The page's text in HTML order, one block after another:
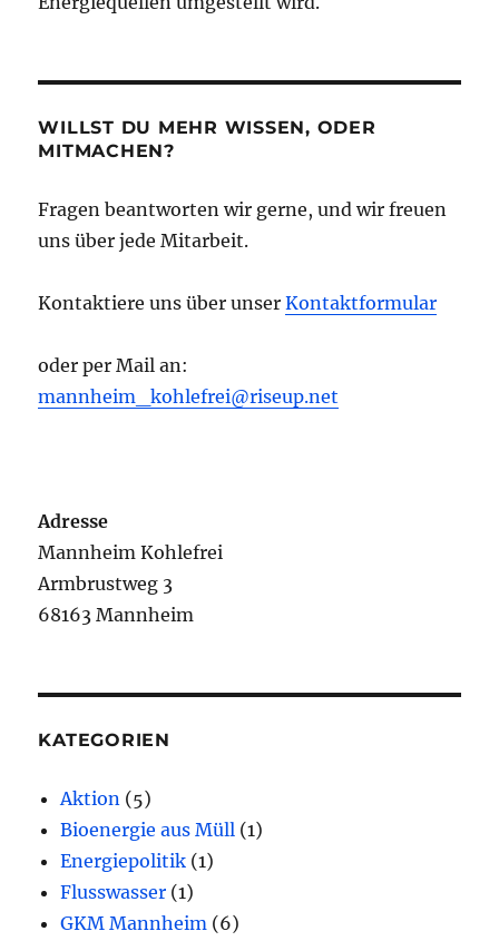
WILLST DU MEHR WISSEN, ODER
MITMACHEN?
Fragen beantworten wir gerne, und wir freuen
uns über jede Mitarbeit.
Kontaktiere uns über unserKontaktformular
oder per Mail an:
mannheim_kohlefrei@riseup.net
Adresse
Mannheim Kohlefrei
Armbrustweg 3
68163 Mannheim
KATEGORIEN
Aktion (5)
Bioenergie aus Müll (1)
Energiepolitik (1)
Flusswasser (1)
GKM Mannheim (6)